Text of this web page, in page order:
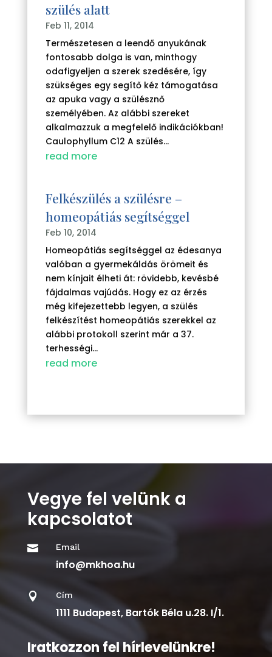
szülés alatt
Feb 11, 2014
Természetesen a leendő anyukának
fontosabb dolga is van, minthogy
odafigyeljen a szerek szedésére, így
szükséges egy segítő kéz támogatása
az apuka vagy a szülésznő
személyében. Az alábbi szereket
alkalmazzuk a megfelelő indikációkban!
Caulophyllum C12 A szülés...
read more
Felkészülés a szülésre –
homeopátiás segítséggel
Feb 10, 2014
Homeopátiás segítséggel az édesanya
valóban a gyermekáldás örömeit és
nem kínjait élheti át: rövidebb, kevésbé
fájdalmas vajúdás. Hogy ez az érzés
még kifejezettebb legyen, a szülés
felkészítést homeopátiás szerekkel az
alábbi protokoll szerint már a 37.
terhességi...
read more
Vegye fel velünk a
kapcsolatot
 Email
info@mkhoa.hu
 Cím
1111 Budapest, Bartók Béla u.28. I/1.
Iratkozzon fel hírlevelünkre!